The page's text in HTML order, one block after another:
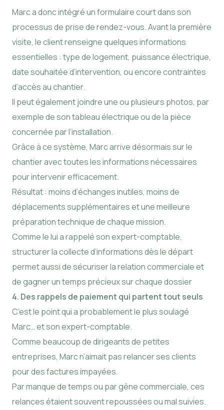
Marc a donc intégré un formulaire court dans son
processus de prise de rendez-vous. Avant la première
visite, le client renseigne quelques informations
essentielles : type de logement, puissance électrique,
date souhaitée d’intervention, ou encore contraintes
d’accès au chantier.
Il peut également joindre une ou plusieurs photos, par
exemple de son tableau électrique ou de la pièce
concernée par l’installation.
Grâce à ce système, Marc arrive désormais sur le
chantier avec toutes les informations nécessaires
pour intervenir efficacement.
Résultat : moins d’échanges inutiles, moins de
déplacements supplémentaires et une meilleure
préparation technique de chaque mission.
Comme le lui a rappelé son expert-comptable,
structurer la collecte d’informations dès le départ
permet aussi de sécuriser la relation commerciale et
de gagner un temps précieux sur chaque dossier
4. Des rappels de paiement qui partent tout seuls
C’est le point qui a probablement le plus soulagé
Marc… et son expert-comptable.
Comme beaucoup de dirigeants de petites
entreprises, Marc n’aimait pas relancer ses clients
pour des factures impayées.
Par manque de temps ou par gêne commerciale, ces
relances étaient souvent repoussées ou mal suivies.